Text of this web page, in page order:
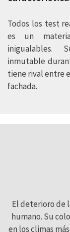
tiempo.
Todos los test
es un
inigualables.
inmutable
tiene rival entre
fachada.
El deterioro de
humano. Su
en los climas